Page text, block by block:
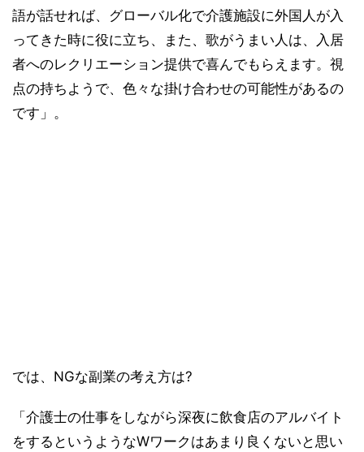
語が話せれば、グローバル化で介護施設に外国人が入
ってきた時に役に立ち、また、歌がうまい人は、入居
者へのレクリエーション提供で喜んでもらえます。視
点の持ちようで、色々な掛け合わせの可能性があるの
です」。
では、NGな副業の考え方は?
「介護士の仕事をしながら深夜に飲食店のアルバイト
をするというようなWワークはあまり良くないと思い